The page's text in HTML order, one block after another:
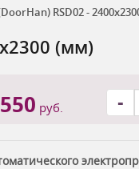
RSD02 -
(мм)
руб. -